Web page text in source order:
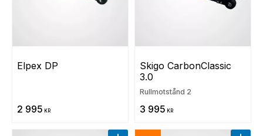
Elpex DP
2 995 KR
Skigo CarbonClassic
3.0
Rullmotstånd 2
3 995 KR